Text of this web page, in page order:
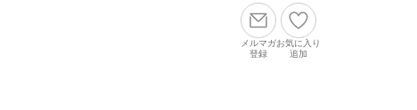
メルマガ
登録
お気に入り
追加